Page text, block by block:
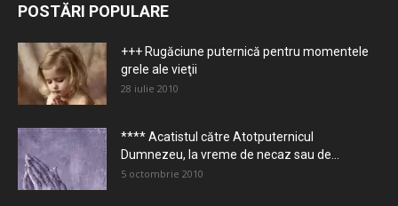
POSTĂRI POPULARE
+++ Rugăciune puternică pentru momentele
grele ale vieţii
28 iulie 2010
**** Acatistul către Atotputernicul
Dumnezeu, la vreme de necaz sau de...
5 octombrie 2010